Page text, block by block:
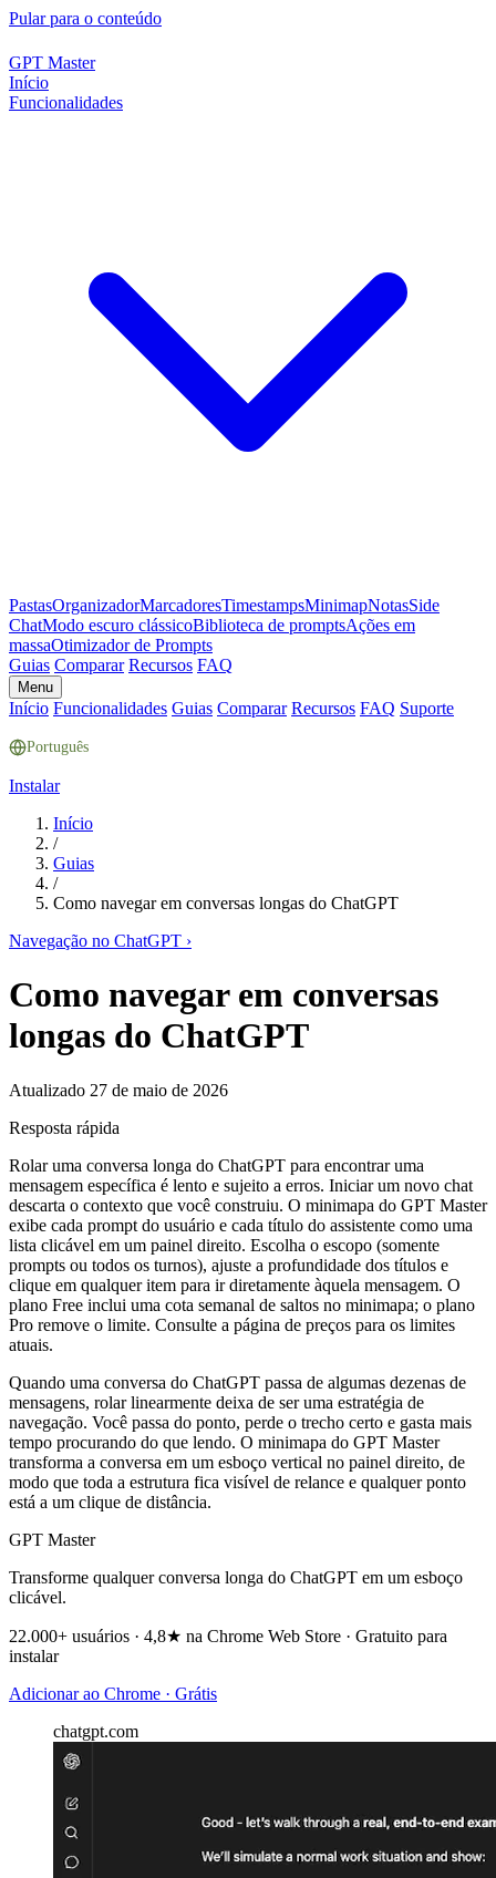
Pular para o conteúdo
GPT Master
Início
Funcionalidades
PastasOrganizadorMarcadoresTimestampsMinimapNotasSide
ChatModo escuro clássicoBiblioteca de promptsAções em
massaOtimizador de Prompts
Guias Comparar Recursos FAQ
Menu
Início Funcionalidades Guias Comparar Recursos FAQ Suporte
Português
Instalar
Início
/
Guias
/
Como navegar em conversas longas do ChatGPT
Navegação no ChatGPT ›
Como navegar em conversas
longas do ChatGPT
Atualizado 27 de maio de 2026
Resposta rápida
Rolar uma conversa longa do ChatGPT para encontrar uma
mensagem específica é lento e sujeito a erros. Iniciar um novo chat
descarta o contexto que você construiu. O minimapa do GPT Master
exibe cada prompt do usuário e cada título do assistente como uma
lista clicável em um painel direito. Escolha o escopo (somente
prompts ou todos os turnos), ajuste a profundidade dos títulos e
clique em qualquer item para ir diretamente àquela mensagem. O
plano Free inclui uma cota semanal de saltos no minimapa; o plano
Pro remove o limite. Consulte a página de preços para os limites
atuais.
Quando uma conversa do ChatGPT passa de algumas dezenas de
mensagens, rolar linearmente deixa de ser uma estratégia de
navegação. Você passa do ponto, perde o trecho certo e gasta mais
tempo procurando do que lendo. O minimapa do GPT Master
transforma a conversa em um esboço vertical no painel direito, de
modo que toda a estrutura fica visível de relance e qualquer ponto
está a um clique de distância.
GPT Master
Transforme qualquer conversa longa do ChatGPT em um esboço
clicável.
22.000+ usuários · 4,8★ na Chrome Web Store · Gratuito para
instalar
Adicionar ao Chrome · Grátis
chatgpt.com